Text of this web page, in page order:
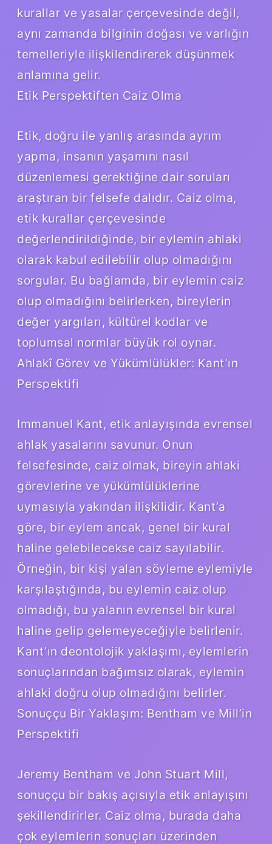
kurallar ve yasalar çerçevesinde değil,
aynı zamanda bilginin doğası ve varlığın
temelleriyle ilişkilendirerek düşünmek
anlamına gelir.
Etik Perspektiften Caiz Olma
Etik, doğru ile yanlış arasında ayrım
yapma, insanın yaşamını nasıl
düzenlemesi gerektiğine dair soruları
araştıran bir felsefe dalıdır. Caiz olma,
etik kurallar çerçevesinde
değerlendirildiğinde, bir eylemin ahlaki
olarak kabul edilebilir olup olmadığını
sorgular. Bu bağlamda, bir eylemin caiz
olup olmadığını belirlerken, bireylerin
değer yargıları, kültürel kodlar ve
toplumsal normlar büyük rol oynar.
Ahlakî Görev ve Yükümlülükler: Kant’ın
Perspektifi
Immanuel Kant, etik anlayışında evrensel
ahlak yasalarını savunur. Onun
felsefesinde, caiz olmak, bireyin ahlaki
görevlerine ve yükümlülüklerine
uymasıyla yakından ilişkilidir. Kant’a
göre, bir eylem ancak, genel bir kural
haline gelebilecekse caiz sayılabilir.
Örneğin, bir kişi yalan söyleme eylemiyle
karşılaştığında, bu eylemin caiz olup
olmadığı, bu yalanın evrensel bir kural
haline gelip gelemeyeceğiyle belirlenir.
Kant’ın deontolojik yaklaşımı, eylemlerin
sonuçlarından bağımsız olarak, eylemin
ahlaki doğru olup olmadığını belirler.
Sonuççu Bir Yaklaşım: Bentham ve Mill’in
Perspektifi
Jeremy Bentham ve John Stuart Mill,
sonuççu bir bakış açısıyla etik anlayışını
şekillendirirler. Caiz olma, burada daha
çok eylemlerin sonuçları üzerinden